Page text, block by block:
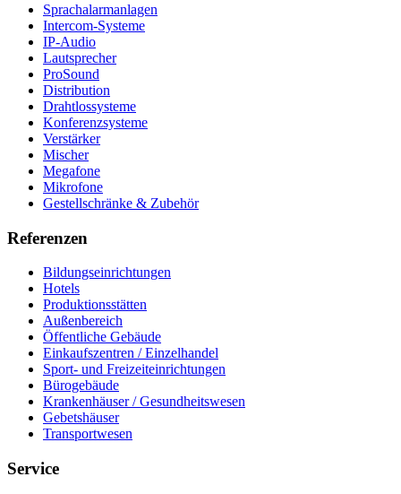
Sprachalarmanlagen
Intercom-Systeme
IP-Audio
Lautsprecher
ProSound
Distribution
Drahtlossysteme
Konferenzsysteme
Verstärker
Mischer
Megafone
Mikrofone
Gestellschränke & Zubehör
Referenzen
Bildungseinrichtungen
Hotels
Produktionsstätten
Außenbereich
Öffentliche Gebäude
Einkaufszentren / Einzelhandel
Sport- und Freizeiteinrichtungen
Bürogebäude
Krankenhäuser / Gesundheitswesen
Gebetshäuser
Transportwesen
Service